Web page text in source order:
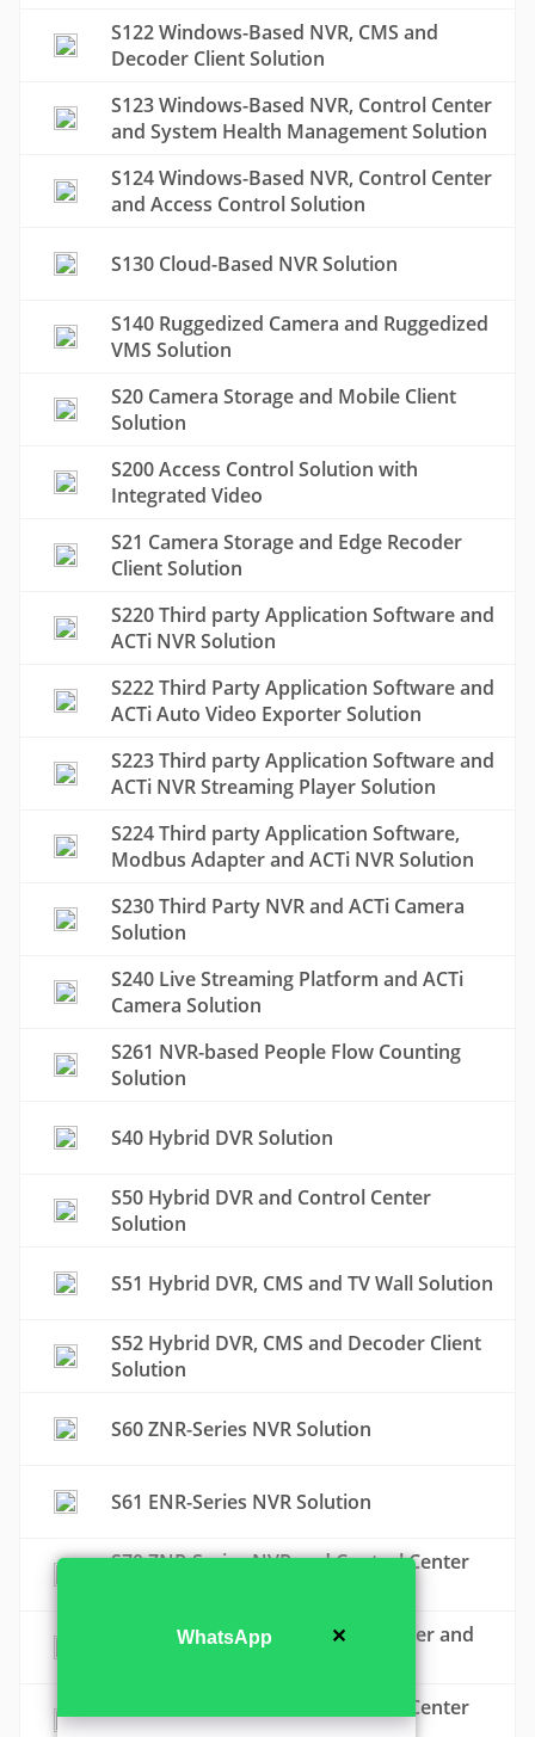
S122 Windows-Based NVR, CMS and
Decoder Client Solution
S123 Windows-Based NVR, Control Center
and System Health Management Solution
S124 Windows-Based NVR, Control Center
and Access Control Solution
S130 Cloud-Based NVR Solution
S140 Ruggedized Camera and Ruggedized
VMS Solution
S20 Camera Storage and Mobile Client
Solution
S200 Access Control Solution with
Integrated Video
S21 Camera Storage and Edge Recoder
Client Solution
S220 Third party Application Software and
ACTi NVR Solution
S222 Third Party Application Software and
ACTi Auto Video Exporter Solution
S223 Third party Application Software and
ACTi NVR Streaming Player Solution
S224 Third party Application Software,
Modbus Adapter and ACTi NVR Solution
S230 Third Party NVR and ACTi Camera
Solution
S240 Live Streaming Platform and ACTi
Camera Solution
S261 NVR-based People Flow Counting
Solution
S40 Hybrid DVR Solution
S50 Hybrid DVR and Control Center
Solution
S51 Hybrid DVR, CMS and TV Wall Solution
S52 Hybrid DVR, CMS and Decoder Client
Solution
S60 ZNR-Series NVR Solution
S61 ENR-Series NVR Solution
S70 ZNR-Series NVR and Control Center
S71 ZNR-Series NVR, Control Center and
S72 ENR-Series NVR and Control Center
✕
WhatsApp